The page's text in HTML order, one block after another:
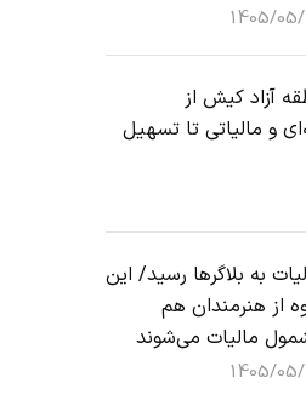
1405/
آزاد کیش از
و مالیاتی تا تسهیل
به بلاگرها رسید/ این
از هنرمندان هم
مالیات می‌شوند
1405/